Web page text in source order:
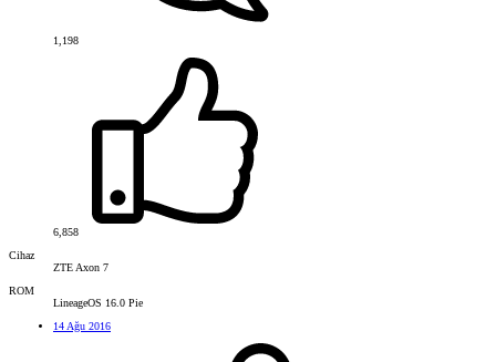
1,198
6,858
Cihaz
ZTE Axon 7
ROM
LineageOS 16.0 Pie
14 Ağu 2016